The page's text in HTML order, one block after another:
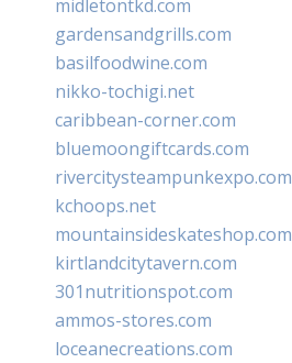
midletontkd.com
gardensandgrills.com
basilfoodwine.com
nikko-tochigi.net
caribbean-corner.com
bluemoongiftcards.com
rivercitysteampunkexpo.com
kchoops.net
mountainsideskateshop.com
kirtlandcitytavern.com
301nutritionspot.com
ammos-stores.com
loceanecreations.com